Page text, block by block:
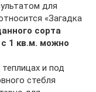
для
«Загадка
сорта
1 кв.м. можно
и под
стебля